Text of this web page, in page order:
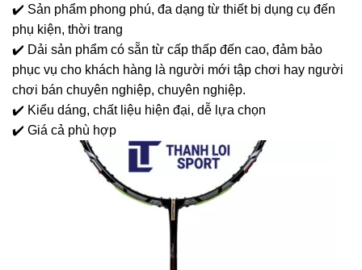
✔️ Sản phẩm phong phú, đa dạng từ thiết bị dụng cụ đến
phụ kiện, thời trang
✔️ Dải sản phẩm có sẵn từ cấp thấp đến cao, đảm bảo
phục vụ cho khách hàng là người mới tập chơi hay người
chơi bán chuyên nghiệp, chuyên nghiệp.
✔️ Kiểu dáng, chất liệu hiện đại, dễ lựa chọn
✔️ Giá cả phù hợp